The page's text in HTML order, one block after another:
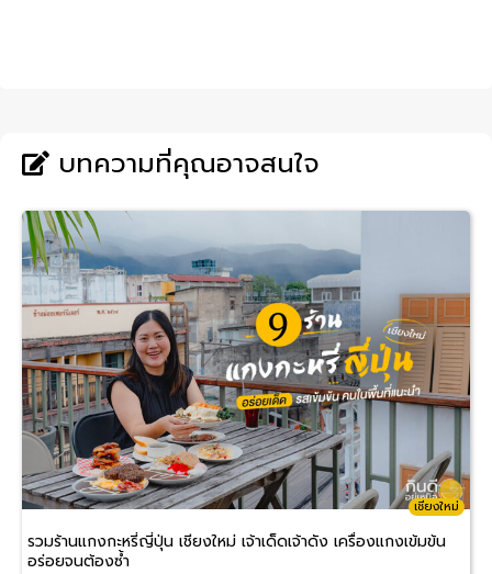
บทความที่คุณอาจสนใจ
เชียงใหม่
รวมร้านแกงกะหรี่ญี่ปุ่น เชียงใหม่ เจ้าเด็ดเจ้าดัง เครื่องแกงเข้มข้น
อร่อยจนต้องซ้ำ